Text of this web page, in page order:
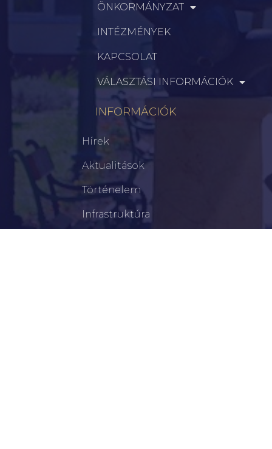
ÖNKORMÁNYZAT
INTÉZMÉNYEK
KAPCSOLAT
VÁLASZTÁSI INFORMÁCIÓK
INFORMÁCIÓK
Hírek
Aktualitások
Történelem
Infrastruktúra